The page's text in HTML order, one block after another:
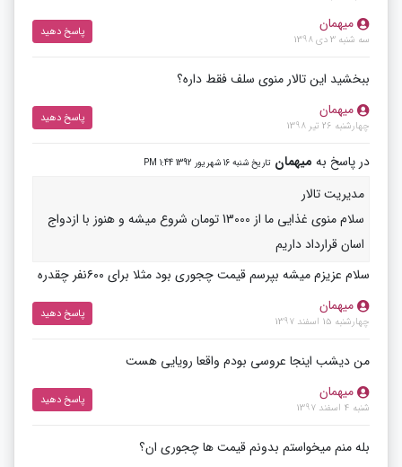
میهمان
سه شنبه 3 دی 1398
پاسخ دهید
ببخشید این تالار منوی سلف فقط داره؟
میهمان
چهارشنبه 26 تیر 1398
پاسخ دهید
در پاسخ به میهمان تاریخ شنبه 16 شهریور 1392 1:44 PM
مدیریت تالار
سلام منوی غذایی ما از 13000 تومان شروع میشه و هنوز با ازدواج
اسان قرارداد داریم
سلام عزیزم میشه بپرسم قیمت چجوری بود مثلا برای ۶۰۰نفر چقدره
میهمان
چهارشنبه 15 اسفند 1397
پاسخ دهید
من دیشب اینجا عروسی بودم واقعا رویایی هست
میهمان
شنبه 4 اسفند 1397
پاسخ دهید
بله منم میخواستم بدونم قیمت ها چجوری ان؟